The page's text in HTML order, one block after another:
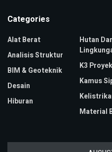
Categories
Alat Berat
Analisis Struktur
BIM & Geoteknik
Desain
Hiburan
Hutan
K3 Proyek
Kamus
Material